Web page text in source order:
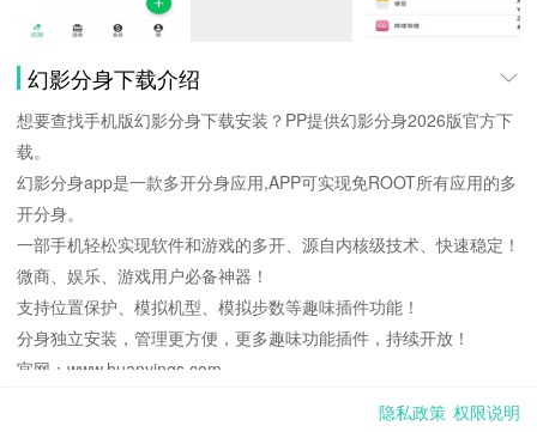
幻影分身下载介绍
想要查找手机版幻影分身下载安装？PP提供幻影分身2026版官方下
载。
幻影分身app是一款多开分身应用,APP可实现免ROOT所有应用的多
开分身。
一部手机轻松实现软件和游戏的多开、源自内核级技术、快速稳定！
微商、娱乐、游戏用户必备神器！
支持位置保护、模拟机型、模拟步数等趣味插件功能！
分身独立安装，管理更方便，更多趣味功能插件，持续开放！
官网：www.huanyings.com
隐私政策 权限说明